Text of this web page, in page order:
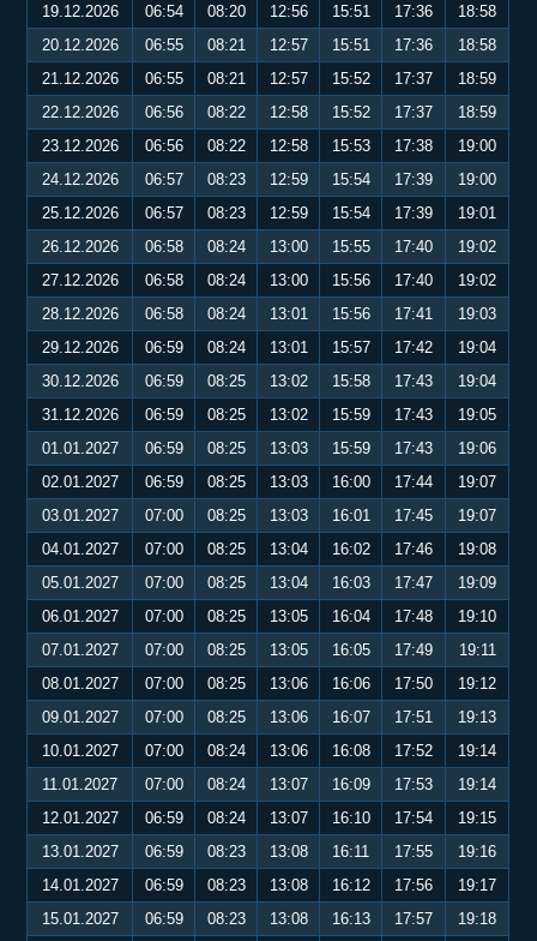
19.12.2026
06:54 08:20 12:56 15:51 17:36
18:58
20.12.2026
06:55 08:21 12:57 15:51 17:36
18:58
21.12.2026
06:55 08:21 12:57 15:52 17:37
18:59
22.12.2026
06:56 08:22 12:58 15:52 17:37
18:59
23.12.2026
06:56 08:22 12:58 15:53 17:38
19:00
24.12.2026
06:57 08:23 12:59 15:54 17:39
19:00
25.12.2026
06:57 08:23 12:59 15:54 17:39
19:01
26.12.2026
06:58 08:24 13:00 15:55 17:40
19:02
27.12.2026
06:58 08:24 13:00 15:56 17:40
19:02
28.12.2026
06:58 08:24 13:01 15:56 17:41
19:03
29.12.2026
06:59 08:24 13:01 15:57 17:42
19:04
30.12.2026
06:59 08:25 13:02 15:58 17:43
19:04
31.12.2026
06:59 08:25 13:02 15:59 17:43
19:05
01.01.2027
06:59 08:25 13:03 15:59 17:43
19:06
02.01.2027
06:59 08:25 13:03 16:00 17:44
19:07
03.01.2027
07:00 08:25 13:03 16:01 17:45
19:07
04.01.2027
07:00 08:25 13:04 16:02 17:46
19:08
05.01.2027
07:00 08:25 13:04 16:03 17:47
19:09
06.01.2027
07:00 08:25 13:05 16:04 17:48
19:10
07.01.2027
07:00 08:25 13:05 16:05 17:49
19:11
08.01.2027
07:00 08:25 13:06 16:06 17:50
19:12
09.01.2027
07:00 08:25 13:06 16:07 17:51
19:13
10.01.2027
07:00 08:24 13:06 16:08 17:52
19:14
11.01.2027
07:00 08:24 13:07 16:09 17:53
19:14
12.01.2027
06:59 08:24 13:07 16:10 17:54
19:15
13.01.2027
06:59 08:23 13:08 16:11 17:55
19:16
14.01.2027
06:59 08:23 13:08 16:12 17:56
19:17
15.01.2027
06:59 08:23 13:08 16:13 17:57
19:18